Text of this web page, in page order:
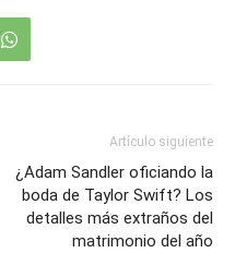
Artículo siguiente
¿Adam Sandler oficiando la
boda de Taylor Swift? Los
detalles más extraños del
matrimonio del año